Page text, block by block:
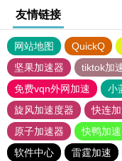
友情链接
网站地图 QuickQ
坚果加速器
tiktok加
免费vqn外网加速
小
旋风加速度器
快连
原子加速器
快鸭加
软件中心
雷霆加速